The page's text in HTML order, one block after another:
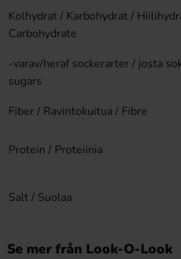
Kolhydrat / Karbohydrat /
Carbohydrate
-varav/heraf sockerarter / josta
sugars
Fiber / Ravintokuitua / Fibre
Protein / Proteiinia
Salt / Suolaa
Se mer från Look-O-Look